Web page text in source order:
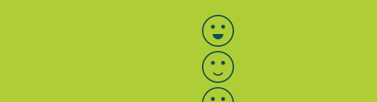
Bewertung auswählen